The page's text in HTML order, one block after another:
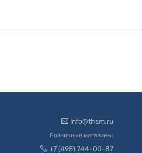
info@thsm.ru
Розничные магазины:
+7 (495) 744-00-87